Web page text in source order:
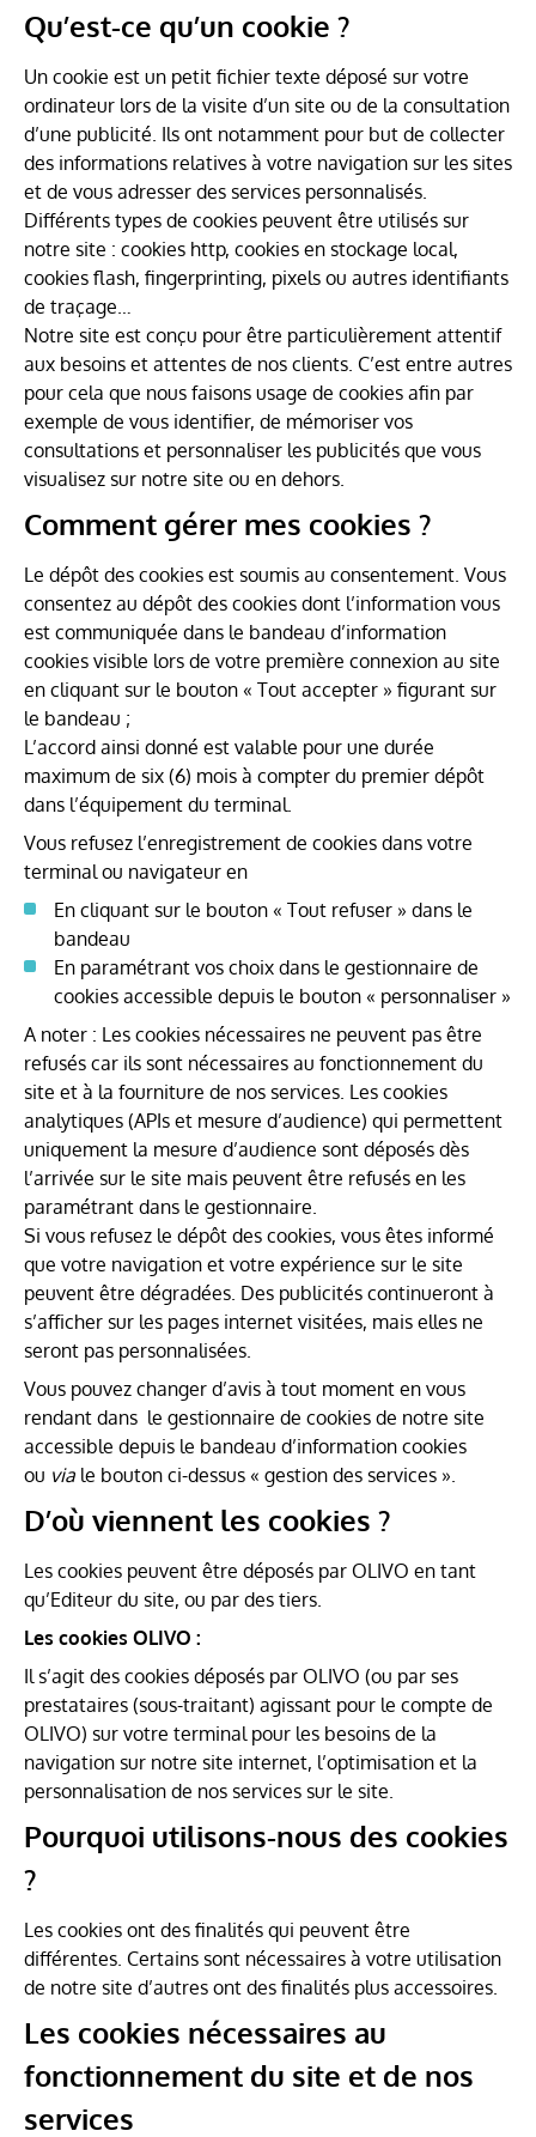
Qu’est-ce qu’un cookie ?
Un cookie est un petit fichier texte déposé sur votre
ordinateur lors de la visite d’un site ou de la consultation
d’une publicité. Ils ont notamment pour but de collecter
des informations relatives à votre navigation sur les sites
et de vous adresser des services personnalisés.
Différents types de cookies peuvent être utilisés sur
notre site : cookies http, cookies en stockage local,
cookies flash, fingerprinting, pixels ou autres identifiants
de traçage…
Notre site est conçu pour être particulièrement attentif
aux besoins et attentes de nos clients. C’est entre autres
pour cela que nous faisons usage de cookies afin par
exemple de vous identifier, de mémoriser vos
consultations et personnaliser les publicités que vous
visualisez sur notre site ou en dehors.
Comment gérer mes cookies ?
Le dépôt des cookies est soumis au consentement. Vous
consentez au dépôt des cookies dont l’information vous
est communiquée dans le bandeau d’information
cookies visible lors de votre première connexion au site
en cliquant sur le bouton « Tout accepter » figurant sur
le bandeau ;
L’accord ainsi donné est valable pour une durée
maximum de six (6) mois à compter du premier dépôt
dans l’équipement du terminal.
Vous refusez l’enregistrement de cookies dans votre
terminal ou navigateur en
En cliquant sur le bouton « Tout refuser » dans le
bandeau
En paramétrant vos choix dans le gestionnaire de
cookies accessible depuis le bouton « personnaliser »
A noter : Les cookies nécessaires ne peuvent pas être
refusés car ils sont nécessaires au fonctionnement du
site et à la fourniture de nos services. Les cookies
analytiques (APIs et mesure d’audience) qui permettent
uniquement la mesure d’audience sont déposés dès
l’arrivée sur le site mais peuvent être refusés en les
paramétrant dans le gestionnaire.
Si vous refusez le dépôt des cookies, vous êtes informé
que votre navigation et votre expérience sur le site
peuvent être dégradées. Des publicités continueront à
s’afficher sur les pages internet visitées, mais elles ne
seront pas personnalisées.
Vous pouvez changer d’avis à tout moment en vous
rendant dans le gestionnaire de cookies de notre site
accessible depuis le bandeau d’information cookies
ou via le bouton ci-dessus « gestion des services ».
D’où viennent les cookies ?
Les cookies peuvent être déposés par OLIVO en tant
qu’Editeur du site, ou par des tiers.
Les cookies OLIVO :
Il s’agit des cookies déposés par OLIVO (ou par ses
prestataires (sous-traitant) agissant pour le compte de
OLIVO) sur votre terminal pour les besoins de la
navigation sur notre site internet, l’optimisation et la
personnalisation de nos services sur le site.
Pourquoi utilisons-nous des cookies
?
Les cookies ont des finalités qui peuvent être
différentes. Certains sont nécessaires à votre utilisation
de notre site d’autres ont des finalités plus accessoires.
Les cookies nécessaires au
fonctionnement du site et de nos
services